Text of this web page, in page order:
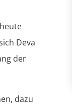
Deva
der
dazu